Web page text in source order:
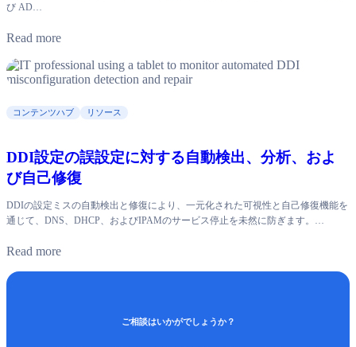
び AD…
Read more
コンテンツハブ リソース
DDI設定の誤設定に対する自動検出、分析、およ
び自己修復
DDIの設定ミスの自動検出と修復により、一元化された可視性と自己修復機能を
通じて、DNS、DHCP、およびIPAMのサービス停止を未然に防ぎます。…
Read more
ご相談はいかがでしょうか？